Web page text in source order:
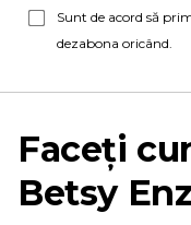
Sunt de acord să
dezabona oricând.
Faceți
Betsy